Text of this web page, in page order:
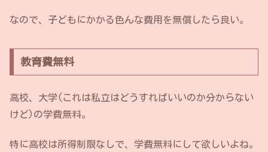
なので、子どもにかかる色んな費用を無償したら良い。
教育費無料
高校、大学(これは私立はどうすればいいのか分からない
けど)の学費無料。
特に高校は所得制限なしで、学費無料にして欲しいよね。